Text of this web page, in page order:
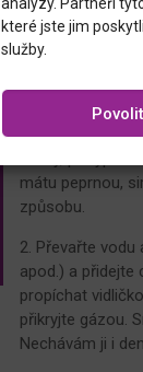
které jste jim
služby.
250 g
1. Mátu
lodyhy ještě
dostalo do vody.
mátu peprnou,
způsobu.
2. Převařte vodu
apod.) a přidejte
propíchat
přikryjte gázou.
Nechávám ji i